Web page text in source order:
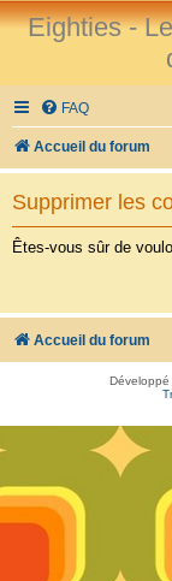
Eighties -
FAQ
Accueil du forum
Supprimer les
Êtes-vous sûr de
Accueil du forum